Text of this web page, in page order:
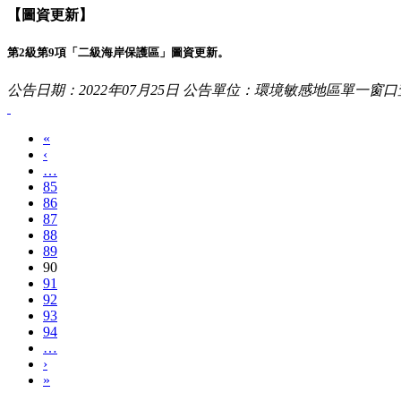
【圖資更新】
第2級第9項「二級海岸保護區」圖資更新。
公告日期：2022年07月25日 公告單位：環境敏感地區單一窗
«
‹
…
85
86
87
88
89
90
91
92
93
94
…
›
»